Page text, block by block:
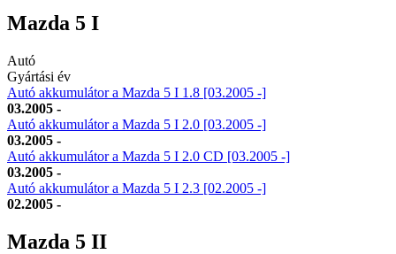
Mazda 5 I
Autó
Gyártási év
Autó akkumulátor a Mazda 5 I 1.8 [03.2005 -]
03.2005 -
Autó akkumulátor a Mazda 5 I 2.0 [03.2005 -]
03.2005 -
Autó akkumulátor a Mazda 5 I 2.0 CD [03.2005 -]
03.2005 -
Autó akkumulátor a Mazda 5 I 2.3 [02.2005 -]
02.2005 -
Mazda 5 II